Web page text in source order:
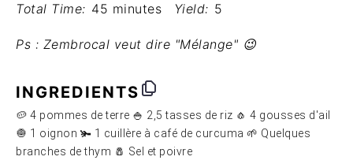
Total Time: 45 minutes Yield: 5
Ps : Zembrocal veut dire "Mélange" 😉
INGREDIENTS
🥔 4 pommes de terre 🍚 2,5 tasses de riz 🧄 4 gousses d'ail
🧅 1 oignon 🫚 1 cuillère à café de curcuma 🌱 Quelques
branches de thym 🧂 Sel et poivre